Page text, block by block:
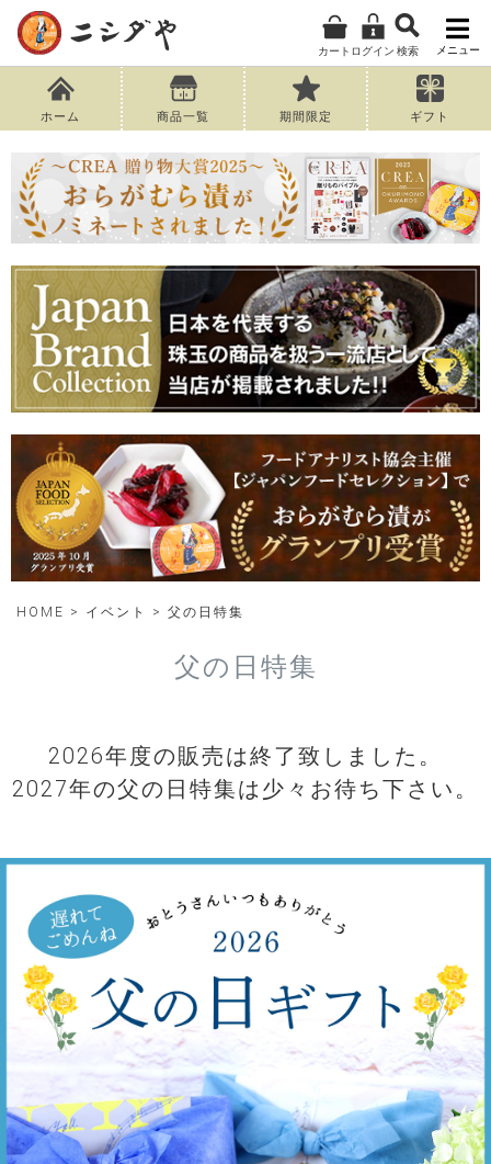
カート ログイン 検索 メニュー
ホーム 商品一覧 期間限定 ギフト
HOME イベント 父の日特集
父の日特集
2026年度の販売は終了致しました。
2027年の父の日特集は少々お待ち下さい。